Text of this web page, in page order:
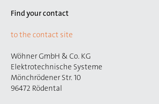
Find your contact
to the contact site
Wöhner GmbH & Co. KG
Elektrotechnische Systeme
Mönchrödener Str. 10
96472 Rödental